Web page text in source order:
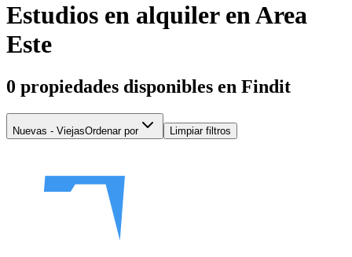
Estudios en alquiler en Area
Este
0 propiedades disponibles en Findit
Nuevas - ViejasOrdenar por Limpiar filtros